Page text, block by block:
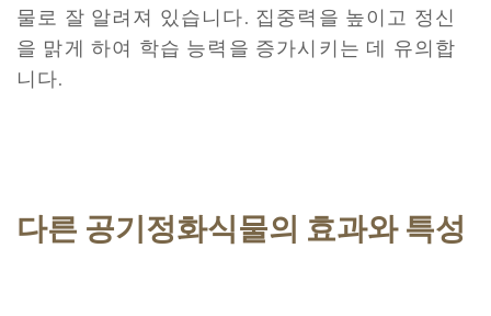
물로 잘 알려져 있습니다. 집중력을 높이고 정신
을 맑게 하여 학습 능력을 증가시키는 데 유의합
니다.
다른 공기정화식물의 효과와 특성